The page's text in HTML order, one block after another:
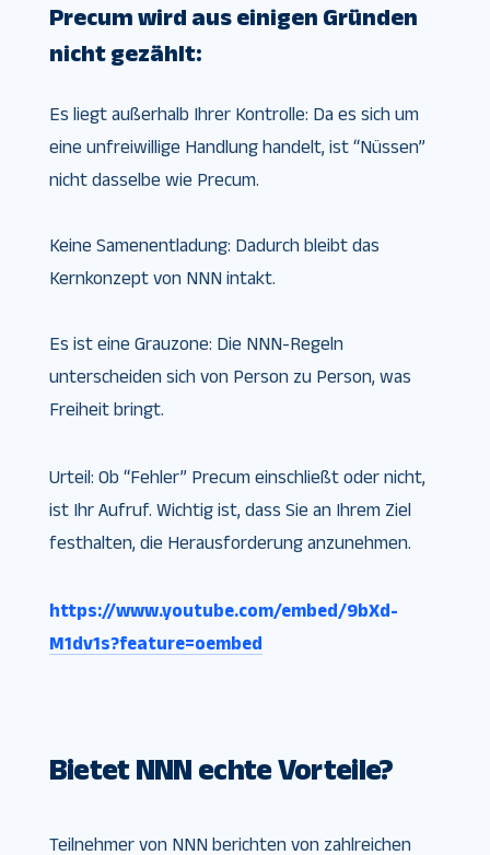
Precum wird aus einigen Gründen
nicht gezählt:
Es liegt außerhalb Ihrer Kontrolle: Da es sich um
eine unfreiwillige Handlung handelt, ist “Nüssen”
nicht dasselbe wie Precum.
Keine Samenentladung: Dadurch bleibt das
Kernkonzept von NNN intakt.
Es ist eine Grauzone: Die NNN-Regeln
unterscheiden sich von Person zu Person, was
Freiheit bringt.
Urteil: Ob “Fehler” Precum einschließt oder nicht,
ist Ihr Aufruf. Wichtig ist, dass Sie an Ihrem Ziel
festhalten, die Herausforderung anzunehmen.
https://www.youtube.com/embed/9bXd-
M1dv1s?feature=oembed
Bietet NNN echte Vorteile?
Teilnehmer von NNN berichten von zahlreichen